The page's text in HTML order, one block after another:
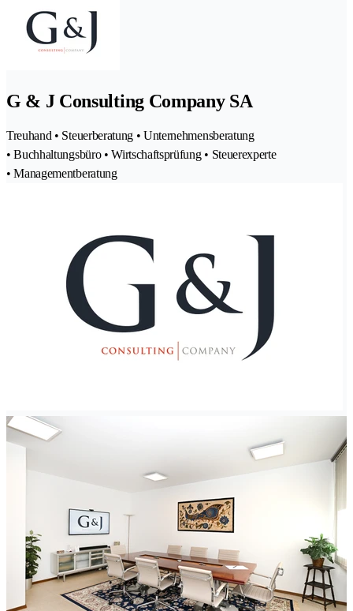
G & J Consulting Company SA
Treuhand • Steuerberatung • Unternehmensberatung
• Buchhaltungsbüro • Wirtschaftsprüfung • Steuerexperte
• Managementberatung